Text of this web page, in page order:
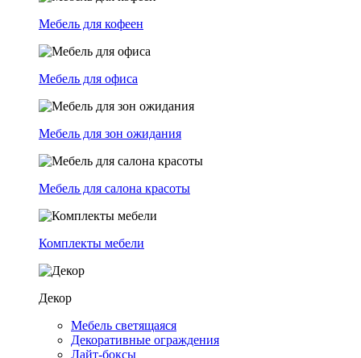
Мебель для кофеен
Мебель для офиса
Мебель для зон ожидания
Мебель для салона красоты
Комплекты мебели
Декор
Мебель светящаяся
Декоративные ограждения
Лайт-боксы